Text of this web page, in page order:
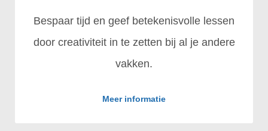
Bespaar tijd en geef betekenisvolle lessen
door creativiteit in te zetten bij al je andere
vakken.
Meer informatie